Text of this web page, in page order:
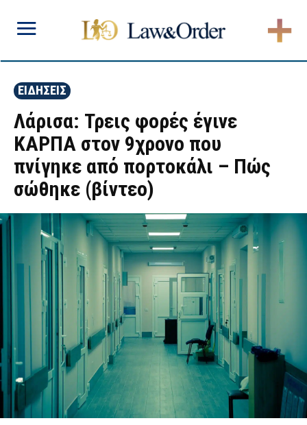
ΕΙΔΗΣΕΙΣ
Λάρισα: Τρεις φορές έγινε
ΚΑΡΠΑ στον 9χρονο που
πνίγηκε από πορτοκάλι – Πώς
σώθηκε (βίντεο)